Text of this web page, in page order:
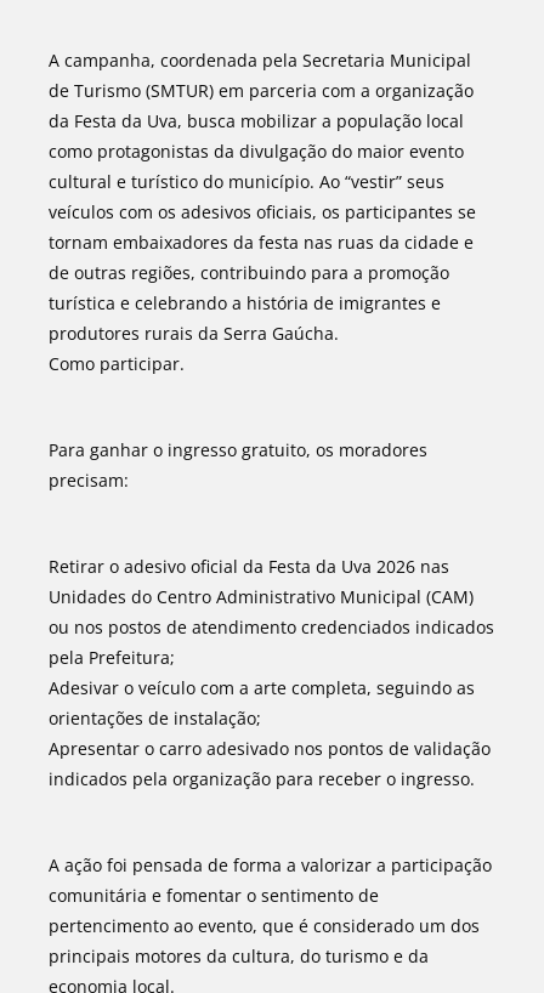
A campanha, coordenada pela Secretaria Municipal
de Turismo (SMTUR) em parceria com a organização
da Festa da Uva, busca mobilizar a população local
como protagonistas da divulgação do maior evento
cultural e turístico do município. Ao “vestir” seus
veículos com os adesivos oficiais, os participantes se
tornam embaixadores da festa nas ruas da cidade e
de outras regiões, contribuindo para a promoção
turística e celebrando a história de imigrantes e
produtores rurais da Serra Gaúcha.
Como participar.
Para ganhar o ingresso gratuito, os moradores
precisam:
Retirar o adesivo oficial da Festa da Uva 2026 nas
Unidades do Centro Administrativo Municipal (CAM)
ou nos postos de atendimento credenciados indicados
pela Prefeitura;
Adesivar o veículo com a arte completa, seguindo as
orientações de instalação;
Apresentar o carro adesivado nos pontos de validação
indicados pela organização para receber o ingresso.
A ação foi pensada de forma a valorizar a participação
comunitária e fomentar o sentimento de
pertencimento ao evento, que é considerado um dos
principais motores da cultura, do turismo e da
economia local.